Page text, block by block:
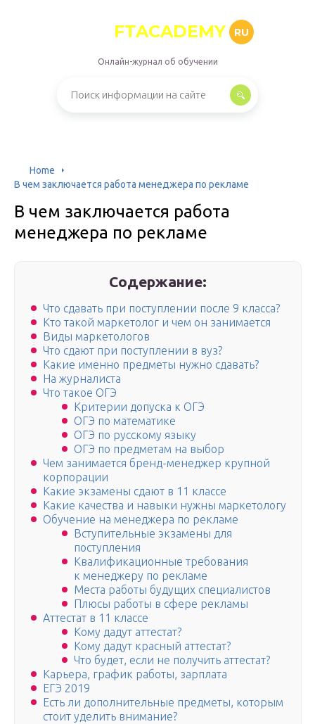
FTACADEMY RU
Онлайн-журнал об обучении
Home
В чем заключается работа менеджера по рекламе
В чем заключается работа
менеджера по рекламе
Содержание:
Что сдавать при поступлении после 9 класса?
Кто такой маркетолог и чем он занимается
Виды маркетологов
Что сдают при поступлении в вуз?
Какие именно предметы нужно сдавать?
На журналиста
Что такое ОГЭ
Критерии допуска к ОГЭ
ОГЭ по математике
ОГЭ по русскому языку
ОГЭ по предметам на выбор
Чем занимается бренд-менеджер крупной
корпорации
Какие экзамены сдают в 11 классе
Какие качества и навыки нужны маркетологу
Обучение на менеджера по рекламе
Вступительные экзамены для
поступления
Квалификационные требования
к менеджеру по рекламе
Места работы будущих специалистов
Плюсы работы в сфере рекламы
Аттестат в 11 классе
Кому дадут аттестат?
Кому дадут красный аттестат?
Что будет, если не получить аттестат?
Карьера, график работы, зарплата
ЕГЭ 2019
Есть ли дополнительные предметы, которым
стоит уделить внимание?